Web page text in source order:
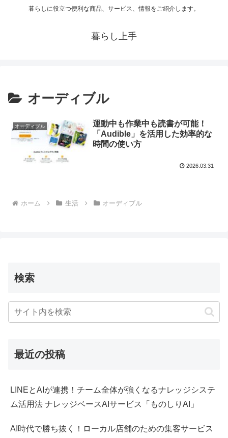
暮らしに役立つ便利な商品、サービス、情報をご紹介します。
暮らし上手
オーディブル
オーディブル
運動中も作業中も読書が可能！
「Audible」を活用した効率的な
時間の使い方
2026.03.31
ホーム 生活 オーディブル
検索
最近の投稿
LINEとAIが連携！チーム全体が強くなるナレッジシステ
ム活用法 ナレッジベースAIサービス「ものしりAI」
AI時代で勝ち抜く！ローカル店舗のための集客サービス